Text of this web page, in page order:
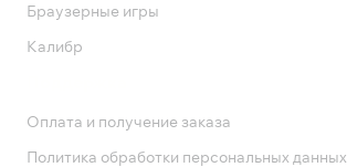
Браузерные игры
Калибр
Оплата и получение заказа
Политика обработки персональных данных